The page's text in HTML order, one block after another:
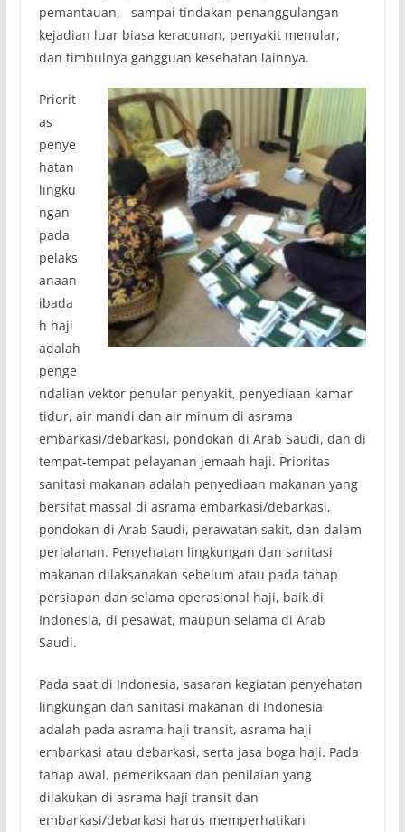
pemantauan, sampai tindakan penanggulangan
kejadian luar biasa keracunan, penyakit menular,
dan timbulnya gangguan kesehatan lainnya.
Priorit
as
penye
hatan
lingku
ngan
pada
pelaks
anaan
ibada
h haji
adalah
penge
ndalian vektor penular penyakit, penyediaan kamar
tidur, air mandi dan air minum di asrama
embarkasi/debarkasi, pondokan di Arab Saudi, dan di
tempat-tempat pelayanan jemaah haji. Prioritas
sanitasi makanan adalah penyediaan makanan yang
bersifat massal di asrama embarkasi/debarkasi,
pondokan di Arab Saudi, perawatan sakit, dan dalam
perjalanan. Penyehatan lingkungan dan sanitasi
makanan dilaksanakan sebelum atau pada tahap
persiapan dan selama operasional haji, baik di
Indonesia, di pesawat, maupun selama di Arab
Saudi.
Pada saat di Indonesia, sasaran kegiatan penyehatan
lingkungan dan sanitasi makanan di Indonesia
adalah pada asrama haji transit, asrama haji
embarkasi atau debarkasi, serta jasa boga haji. Pada
tahap awal, pemeriksaan dan penilaian yang
dilakukan di asrama haji transit dan
embarkasi/debarkasi harus memperhatikan